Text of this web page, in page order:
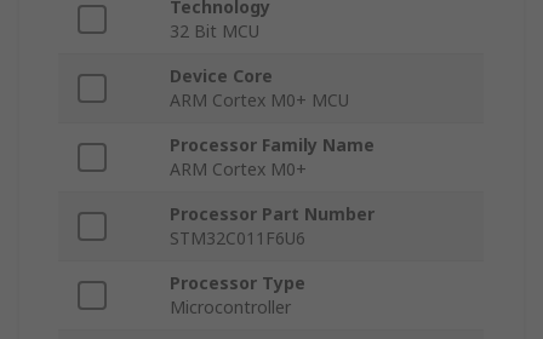
Technology
32 Bit MCU
Device Core
ARM Cortex M0+ MCU
Processor Family Name
ARM Cortex M0+
Processor Part Number
STM32C011F6U6
Processor Type
Microcontroller